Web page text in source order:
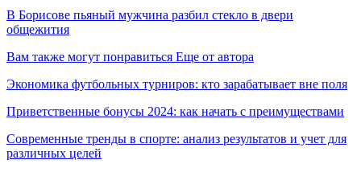
В Борисове пьяный мужчина разбил стекло в двери
общежития
Вам также могут понравиться Еще от автора
Экономика футбольных турниров: кто зарабатывает вне поля
Приветственные бонусы 2024: как начать с преимуществами
Современные тренды в спорте: анализ результатов и учет для
различных целей